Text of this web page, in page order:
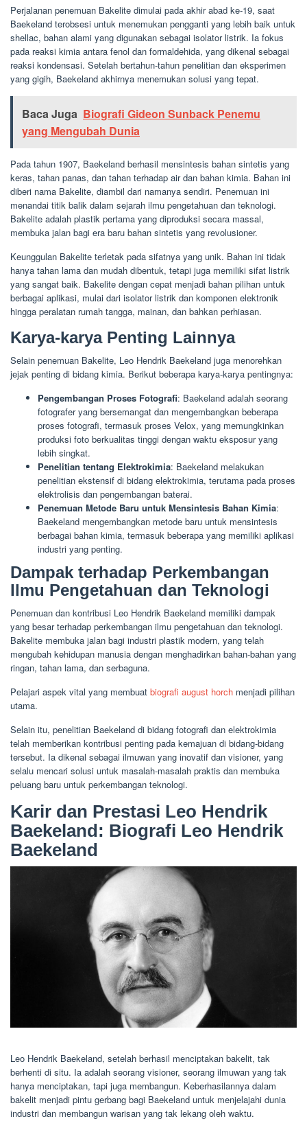
Perjalanan penemuan Bakelite dimulai pada akhir abad ke-19, saat
Baekeland terobsesi untuk menemukan pengganti yang lebih baik untuk
shellac, bahan alami yang digunakan sebagai isolator listrik. Ia fokus
pada reaksi kimia antara fenol dan formaldehida, yang dikenal sebagai
reaksi kondensasi. Setelah bertahun-tahun penelitian dan eksperimen
yang gigih, Baekeland akhirnya menemukan solusi yang tepat.
Baca Juga Biografi Gideon Sunback Penemu
yang Mengubah Dunia
Pada tahun 1907, Baekeland berhasil mensintesis bahan sintetis yang
keras, tahan panas, dan tahan terhadap air dan bahan kimia. Bahan ini
diberi nama Bakelite, diambil dari namanya sendiri. Penemuan ini
menandai titik balik dalam sejarah ilmu pengetahuan dan teknologi.
Bakelite adalah plastik pertama yang diproduksi secara massal,
membuka jalan bagi era baru bahan sintetis yang revolusioner.
Keunggulan Bakelite terletak pada sifatnya yang unik. Bahan ini tidak
hanya tahan lama dan mudah dibentuk, tetapi juga memiliki sifat listrik
yang sangat baik. Bakelite dengan cepat menjadi bahan pilihan untuk
berbagai aplikasi, mulai dari isolator listrik dan komponen elektronik
hingga peralatan rumah tangga, mainan, dan bahkan perhiasan.
Karya-karya Penting Lainnya
Selain penemuan Bakelite, Leo Hendrik Baekeland juga menorehkan
jejak penting di bidang kimia. Berikut beberapa karya-karya pentingnya:
Pengembangan Proses Fotografi: Baekeland adalah seorang
fotografer yang bersemangat dan mengembangkan beberapa
proses fotografi, termasuk proses Velox, yang memungkinkan
produksi foto berkualitas tinggi dengan waktu eksposur yang
lebih singkat.
Penelitian tentang Elektrokimia: Baekeland melakukan
penelitian ekstensif di bidang elektrokimia, terutama pada proses
elektrolisis dan pengembangan baterai.
Penemuan Metode Baru untuk Mensintesis Bahan Kimia:
Baekeland mengembangkan metode baru untuk mensintesis
berbagai bahan kimia, termasuk beberapa yang memiliki aplikasi
industri yang penting.
Dampak terhadap Perkembangan
Ilmu Pengetahuan dan Teknologi
Penemuan dan kontribusi Leo Hendrik Baekeland memiliki dampak
yang besar terhadap perkembangan ilmu pengetahuan dan teknologi.
Bakelite membuka jalan bagi industri plastik modern, yang telah
mengubah kehidupan manusia dengan menghadirkan bahan-bahan yang
ringan, tahan lama, dan serbaguna.
Pelajari aspek vital yang membuat biografi august horch menjadi pilihan
utama.
Selain itu, penelitian Baekeland di bidang fotografi dan elektrokimia
telah memberikan kontribusi penting pada kemajuan di bidang-bidang
tersebut. Ia dikenal sebagai ilmuwan yang inovatif dan visioner, yang
selalu mencari solusi untuk masalah-masalah praktis dan membuka
peluang baru untuk perkembangan teknologi.
Karir dan Prestasi Leo Hendrik
Baekeland: Biografi Leo Hendrik
Baekeland
Leo Hendrik Baekeland, setelah berhasil menciptakan bakelit, tak
berhenti di situ. Ia adalah seorang visioner, seorang ilmuwan yang tak
hanya menciptakan, tapi juga membangun. Keberhasilannya dalam
bakelit menjadi pintu gerbang bagi Baekeland untuk menjelajahi dunia
industri dan membangun warisan yang tak lekang oleh waktu.